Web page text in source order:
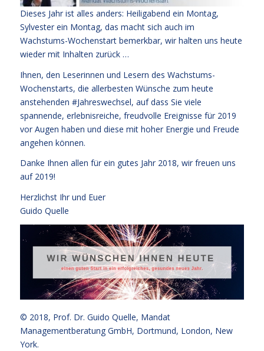
Dieses Jahr ist alles anders: Heiligabend ein Montag,
Sylvester ein Montag, das macht sich auch im
Wachstums-Wochenstart bemerkbar, wir halten uns heute
wieder mit Inhalten zurück …
Ihnen, den Leserinnen und Lesern des Wachstums-
Wochenstarts, die allerbesten Wünsche zum heute
anstehenden #Jahreswechsel, auf dass Sie viele
spannende, erlebnisreiche, freudvolle Ereignisse für 2019
vor Augen haben und diese mit hoher Energie und Freude
angehen können.
Danke Ihnen allen für ein gutes Jahr 2018, wir freuen uns
auf 2019!
Herzlichst Ihr und Euer
Guido Quelle
© 2018, Prof. Dr. Guido Quelle, Mandat
Managementberatung GmbH, Dortmund, London, New
York.